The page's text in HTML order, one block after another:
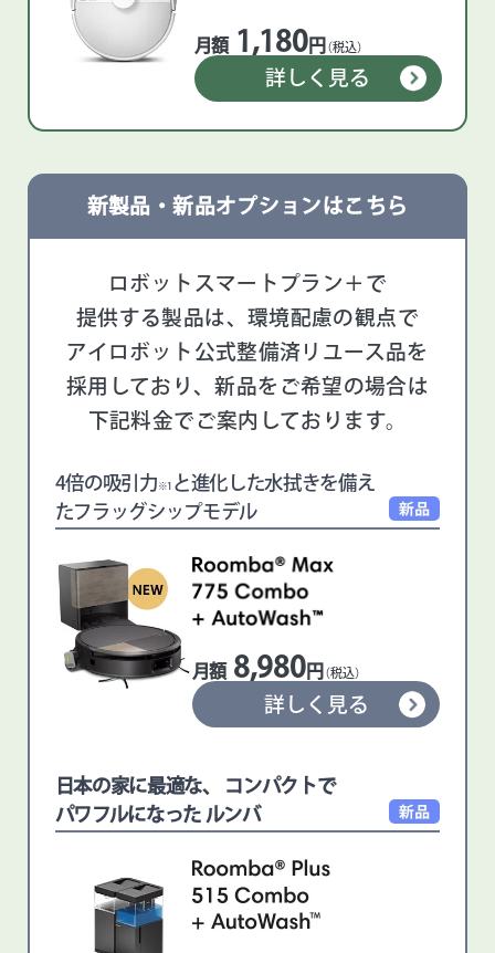
月額 1,180円 （税込）
詳しく見る
新製品・新品オプションはこちら
ロボットスマートプラン＋で
提供する製品は、 環境配慮の観点で
アイロボット公式整備済リユース品を
採用しており、新品をご希望の場合は
下記料金でご案内しております。
4倍の吸引力 ※1 と進化した水拭きを備え
たフラッグシップモデル
月額 8,980円 （税込）
詳しく見る
日本の家に最適な、 コンパクトで
パワフルになった ルンバ